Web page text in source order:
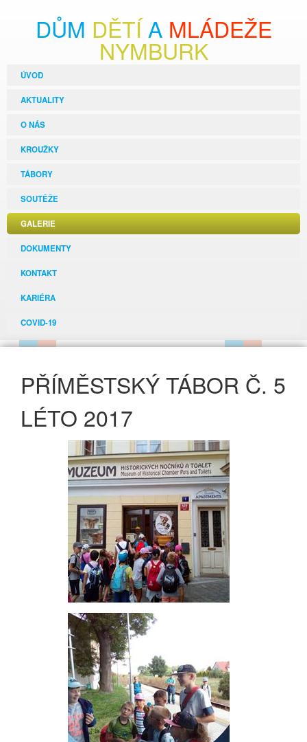
DŮM DĚTÍ A MLÁDEŽE
NYMBURK
ÚVOD
AKTUALITY
O NÁS
KROUŽKY
TÁBORY
SOUTĚŽE
GALERIE
DOKUMENTY
KONTAKT
KARIÉRA
COVID-19
PŘÍMĚSTSKÝ TÁBOR Č. 5
LÉTO 2017